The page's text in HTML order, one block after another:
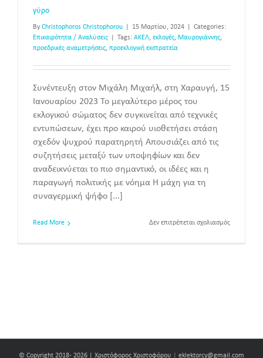
γύρο
By Christophoros Christophorou 15 Μαρτίου, 2024
Categories:
Επικαιρότητα / Αναλύσεις
Tags: ΑΚΕΛ, εκλογές, Μαυρογιάννης,
προεδρικές αναμετρήσεις, προεκλογική εκστρατεία
Συνέντευξη στον Μιχάλη Μιχαήλ, στη Χαραυγή, 15
Ιανουαρίου 2023 Το µεγαλύτερο µέρος του
εκλογικού σώµατος δεν συγκινείται από τεχνικές
εντυπώσεων, έχει προ καιρού υιοθετήσει στάση
σχεδόν ψυχρού παρατηρητή Απουσιάζει από τις
συζητήσεις µεταξύ των υποψηφίων και δεν
αναδεικνύεται το πιο σηµαντικό, οι ιδέες και η
παραγωγή πολιτικής µε νόηµα Η µάχη για τη
συναγερµική ψήφο [...]
Read More Δεν επιτρέπεται σχολιασμόςστο
© Copyright 2018- 2026 | Χριστόφορος Χριστοφόρου eklektorcy@gmail.com